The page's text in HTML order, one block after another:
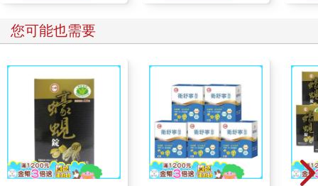
您可能也需要